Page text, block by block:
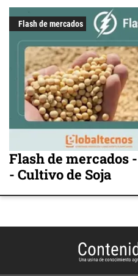
Flash de mercados
Flash de mercados
- Cultivo de Soja